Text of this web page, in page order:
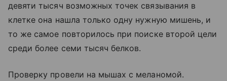
девяти тысяч возможных точек связывания в
клетке она нашла только одну нужную мишень, и
то же самое повторилось при поиске второй цели
среди более семи тысяч белков.
Проверку провели на мышах с меланомой.